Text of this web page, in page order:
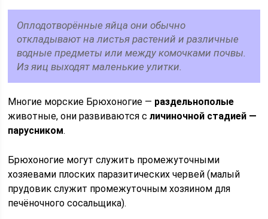
Оплодотворённые яйца они обычно
откладывают на листья растений и различные
водные предметы или между комочками почвы.
Из яиц выходят маленькие улитки.
Многие морские Брюхоногие — раздельнополые
животные, они развиваются сличиночной стадией —
парусником.
Брюхоногие могут служить промежуточными
хозяевами плоских паразитических червей (малый
прудовик служит промежуточным хозяином для
печёночного сосальщика).